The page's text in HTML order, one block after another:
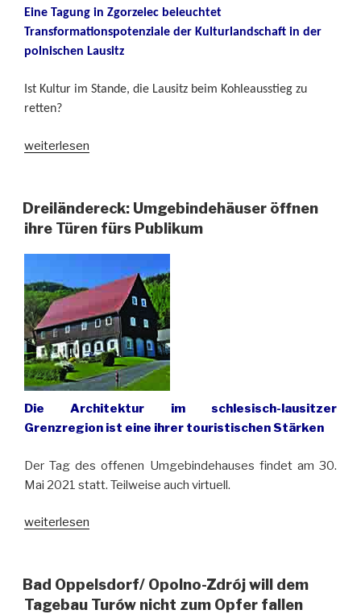
Eine Tagung in Zgorzelec beleuchtet
Transformationspotenziale der Kulturlandschaft in der
polnischen Lausitz
Ist Kultur im Stande, die Lausitz beim Kohleausstieg zu
retten?
„Das
Gold“
weiterlesen
Dreiländereck: Umgebindehäuser öffnen
ihre Türen fürs Publikum
Die Architektur im schlesisch-lausitzer
Grenzregion ist eine ihrer touristischen Stärken
Der Tag des offenen Umgebindehauses findet am 30.
Mai 2021 statt. Teilweise auch virtuell.
„Dreiländereck:
ihre
Türen
weiterlesen
Bad Oppelsdorf/ Opolno-Zdrój will dem
Tagebau Turów nicht zum Opfer fallen